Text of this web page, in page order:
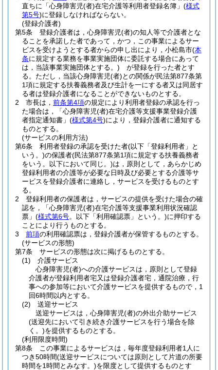
直ちに「心身障害児(者)在宅介護等利用者登録名簿」 (様式
第5号)に登録しなければならない。
(登録介護者)
第5条
登録介護者は，心身障害児(者)の知人等で介護者とな
ることを承諾した者であって，かつ，この事業によるサー
ビスを受けようとする者からの申し出により，小松島市(本
条に規定する業務を事業実施団体に委託する場合にあって
は，当該事業実施団体とする。) が登録を行った者とす
る。 ただし，当該心身障害児(者)との関係が民法第877条第
1項に規定する扶養義務者及び生計を一にする者又は同居す
る者は登録介護者になることができないものとする。
2
市長は， 前条第4項の規定により利用者登録の承認を行っ
た場合は，「心身障害児(者)在宅介護等支援事業登録介護
者指定通知書」 (様式第4号)により，登録介護者に通知する
ものとする。
(サービスの利用方法)
第6条
利用者登録の承認を受けた者(以下「登録利用者」と
いう。)の保護者(民法第877条第1項に規定する扶養義務者
をいう。以下において同じ。)は，原則として，あらかじめ
登録利用者の介護等が必要な日時及び必要とする介護等サ
ービスを登録介護者に連絡し，サービスを受けるものとす
る。
2
登録利用者の保護者は，サービスの提供を受けた場合の確
認を，「心身障害児(者)在宅介護等支援事業利用状況確認
票」 (様式第6号。以下「利用確認票」という。)に押印する
ことにより行うものとする。
3
前項の利用確認票は，登録介護者が保管するものとする。
(サービスの形態)
第7条
サービスの形態は次に掲げるものとする。
(1)
介護サービス
心身障害児(者)への介護サービスは，原則として登録
介護者が登録利用者宅又は登録介護者宅，通院治療，行
事への参加等において介護サービスを提供するもので，1
回6時間以内とする。
(2)
送迎サービス
送迎サービスは，心身障害児(者)の外出介助サービス
(送迎先において引き続き介護サービスを行う場合を除
く。)を提供するものとする。
(利用限度時間)
第8条
この事業によるサービスは，毎年度登録利用者1人に
つき50時間(送迎サービスについては原則として片道の所要
時間を1時間とみなす。)を限度として提供するものとす